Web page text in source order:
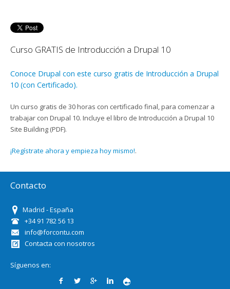
Curso GRATIS de Introducción a Drupal 10
Conoce Drupal con este curso gratis de Introducción a Drupal
10 (con Certificado).
Un curso gratis de 30 horas con certificado final, para comenzar a
trabajar con Drupal 10. Incluye el libro de Introducción a Drupal 10
Site Building (PDF).
¡Regístrate ahora y empieza hoy mismo!.
Contacto
Madrid - España
+34 91 782 56 13
info@forcontu.com
Contacta con nosotros
Síguenos en: